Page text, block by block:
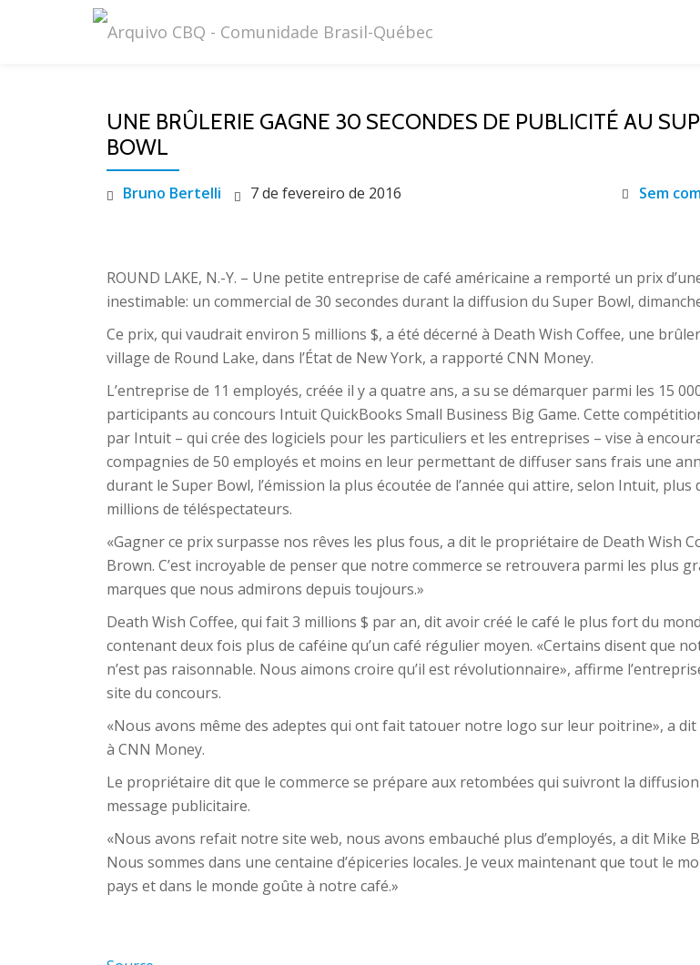
UNE BRÛLERIE GAGNE 30 SECONDES DE PUBLICITÉ AU
BOWL
Bruno Bertelli 7 de fevereiro de 2016 Sem
ROUND LAKE, N.-Y. – Une petite entreprise de café américaine a remporté un prix
inestimable: un commercial de 30 secondes durant la diffusion du Super Bowl,
Ce prix, qui vaudrait environ 5 millions $, a été décerné à Death Wish Coffee, une
village de Round Lake, dans l’État de New York, a rapporté CNN Money.
L’entreprise de 11 employés, créée il y a quatre ans, a su se démarquer parmi les 15
participants au concours Intuit QuickBooks Small Business Big Game. Cette
par Intuit – qui crée des logiciels pour les particuliers et les entreprises – vise à
compagnies de 50 employés et moins en leur permettant de diffuser sans frais une
durant le Super Bowl, l’émission la plus écoutée de l’année qui attire, selon Intuit, plus
millions de téléspectateurs.
«Gagner ce prix surpasse nos rêves les plus fous, a dit le propriétaire de Death Wish
Brown. C’est incroyable de penser que notre commerce se retrouvera parmi les plus
marques que nous admirons depuis toujours.»
Death Wish Coffee, qui fait 3 millions $ par an, dit avoir créé le café le plus fort du
contenant deux fois plus de caféine qu’un café régulier moyen. «Certains disent que
n’est pas raisonnable. Nous aimons croire qu’il est révolutionnaire», affirme
site du concours.
«Nous avons même des adeptes qui ont fait tatouer notre logo sur leur poitrine», a dit
à CNN Money.
Le propriétaire dit que le commerce se prépare aux retombées qui suivront la
message publicitaire.
«Nous avons refait notre site web, nous avons embauché plus d’employés, a dit Mike
Nous sommes dans une centaine d’épiceries locales. Je veux maintenant que tout le
pays et dans le monde goûte à notre café.»